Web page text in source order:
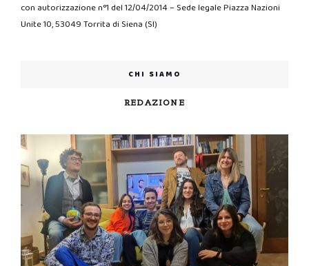
con autorizzazione n°1 del 12/04/2014 – Sede legale Piazza Nazioni
Unite 10, 53049 Torrita di Siena (SI)
CHI SIAMO
REDAZIONE